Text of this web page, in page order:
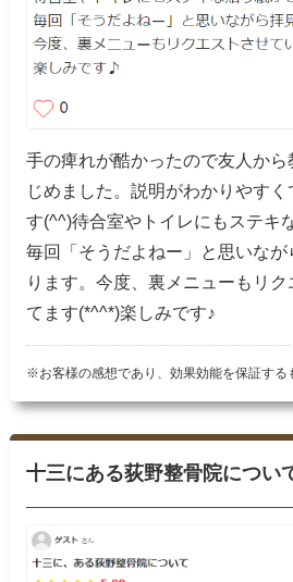
手の痺れが酷かったので友人か
じめました。説明がわかりやす
す(^^)待合室やトイレにもステキ
毎回「そうだよねー」と思いな
ります。今度、裏メニューもリ
てます(*^^*)楽しみです♪
※お客様の感想であり、効果効能を保証する
十三にある荻野整骨院につい